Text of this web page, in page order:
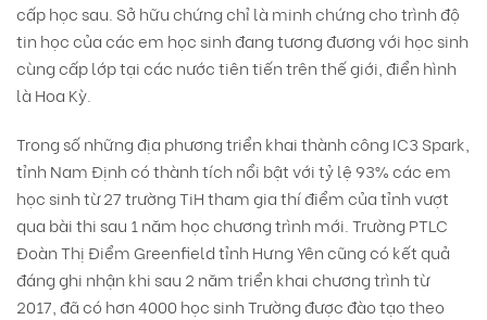
cấp học sau. Sở hữu chứng chỉ là minh chứng cho trình độ
tin học của các em học sinh đang tương đương với học sinh
cùng cấp lớp tại các nước tiên tiến trên thế giới, điển hình
là Hoa Kỳ.
Trong số những địa phương triển khai thành công IC3 Spark,
tỉnh Nam Định có thành tích nổi bật với tỷ lệ 93% các em
học sinh từ 27 trường TiH tham gia thí điểm của tỉnh vượt
qua bài thi sau 1 năm học chương trình mới. Trường PTLC
Đoàn Thị Điểm Greenfield tỉnh Hưng Yên cũng có kết quả
đáng ghi nhận khi sau 2 năm triển khai chương trình từ
2017, đã có hơn 4000 học sinh Trường được đào tạo theo